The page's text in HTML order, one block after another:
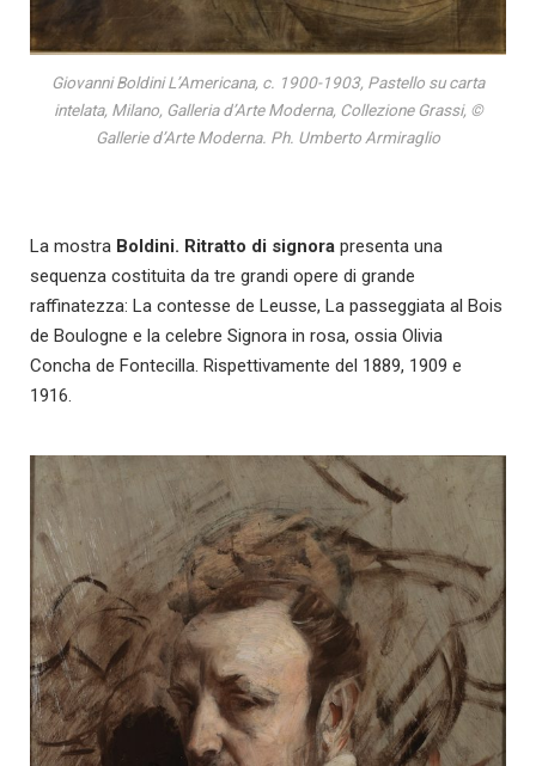
Giovanni Boldini L’Americana, c. 1900-1903, Pastello su carta
intelata, Milano, Galleria d’Arte Moderna, Collezione Grassi, ©
Gallerie d’Arte Moderna. Ph. Umberto Armiraglio
La mostra Boldini. Ritratto di signora presenta una
sequenza costituita da tre grandi opere di grande
raffinatezza: La contesse de Leusse, La passeggiata al Bois
de Boulogne e la celebre Signora in rosa, ossia Olivia
Concha de Fontecilla. Rispettivamente del 1889, 1909 e
1916.